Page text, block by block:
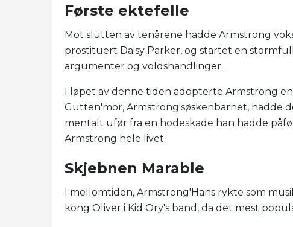
Første ektefelle
Mot slutten av tenårene hadde Armstrong
prostituert Daisy Parker, og startet en
argumenter og voldshandlinger.
I løpet av denne tiden adopterte Armstrong
Gutten'mor, Armstrong'søskenbarnet, hadde
mentalt ufør fra en hodeskade han hadde
Armstrong hele livet.
Skjebnen Marable
I mellomtiden, Armstrong'Hans rykte som
kong Oliver i Kid Ory's band, da det mest